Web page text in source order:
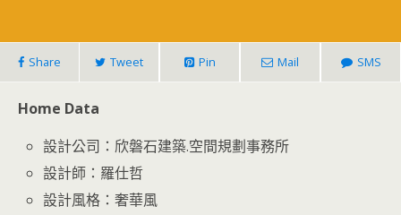
Share Tweet Pin Mail SMS
Home Data
設計公司：欣磐石建築.空間規劃事務所
設計師：羅仕哲
設計風格：奢華風